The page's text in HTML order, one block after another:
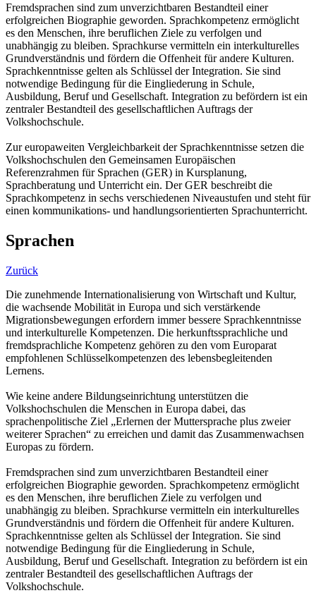
Fremdsprachen sind zum unverzichtbaren Bestandteil einer
erfolgreichen Biographie geworden. Sprachkompetenz ermöglicht
es den Menschen, ihre beruflichen Ziele zu verfolgen und
unabhängig zu bleiben. Sprachkurse vermitteln ein interkulturelles
Grundverständnis und fördern die Offenheit für andere Kulturen.
Sprachkenntnisse gelten als Schlüssel der Integration. Sie sind
notwendige Bedingung für die Eingliederung in Schule,
Ausbildung, Beruf und Gesellschaft. Integration zu befördern ist ein
zentraler Bestandteil des gesellschaftlichen Auftrags der
Volkshochschule.
Zur europaweiten Vergleichbarkeit der Sprachkenntnisse setzen die
Volkshochschulen den Gemeinsamen Europäischen
Referenzrahmen für Sprachen (GER) in Kursplanung,
Sprachberatung und Unterricht ein. Der GER beschreibt die
Sprachkompetenz in sechs verschiedenen Niveaustufen und steht für
einen kommunikations- und handlungsorientierten Sprachunterricht.
Sprachen
Zurück
Die zunehmende Internationalisierung von Wirtschaft und Kultur,
die wachsende Mobilität in Europa und sich verstärkende
Migrationsbewegungen erfordern immer bessere Sprachkenntnisse
und interkulturelle Kompetenzen. Die herkunftssprachliche und
fremdsprachliche Kompetenz gehören zu den vom Europarat
empfohlenen Schlüsselkompetenzen des lebensbegleitenden
Lernens.
Wie keine andere Bildungseinrichtung unterstützen die
Volkshochschulen die Menschen in Europa dabei, das
sprachenpolitische Ziel „Erlernen der Muttersprache plus zweier
weiterer Sprachen“ zu erreichen und damit das Zusammenwachsen
Europas zu fördern.
Fremdsprachen sind zum unverzichtbaren Bestandteil einer
erfolgreichen Biographie geworden. Sprachkompetenz ermöglicht
es den Menschen, ihre beruflichen Ziele zu verfolgen und
unabhängig zu bleiben. Sprachkurse vermitteln ein interkulturelles
Grundverständnis und fördern die Offenheit für andere Kulturen.
Sprachkenntnisse gelten als Schlüssel der Integration. Sie sind
notwendige Bedingung für die Eingliederung in Schule,
Ausbildung, Beruf und Gesellschaft. Integration zu befördern ist ein
zentraler Bestandteil des gesellschaftlichen Auftrags der
Volkshochschule.